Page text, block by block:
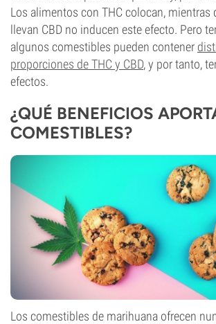
Los alimentos con THC colocan, mientras
llevan CBD no inducen este efecto. Pero
algunos comestibles pueden contener
proporciones de THC y CBD, y por tanto,
efectos.
¿QUÉ BENEFICIOS
COMESTIBLES?
Los comestibles de marihuana ofrecen